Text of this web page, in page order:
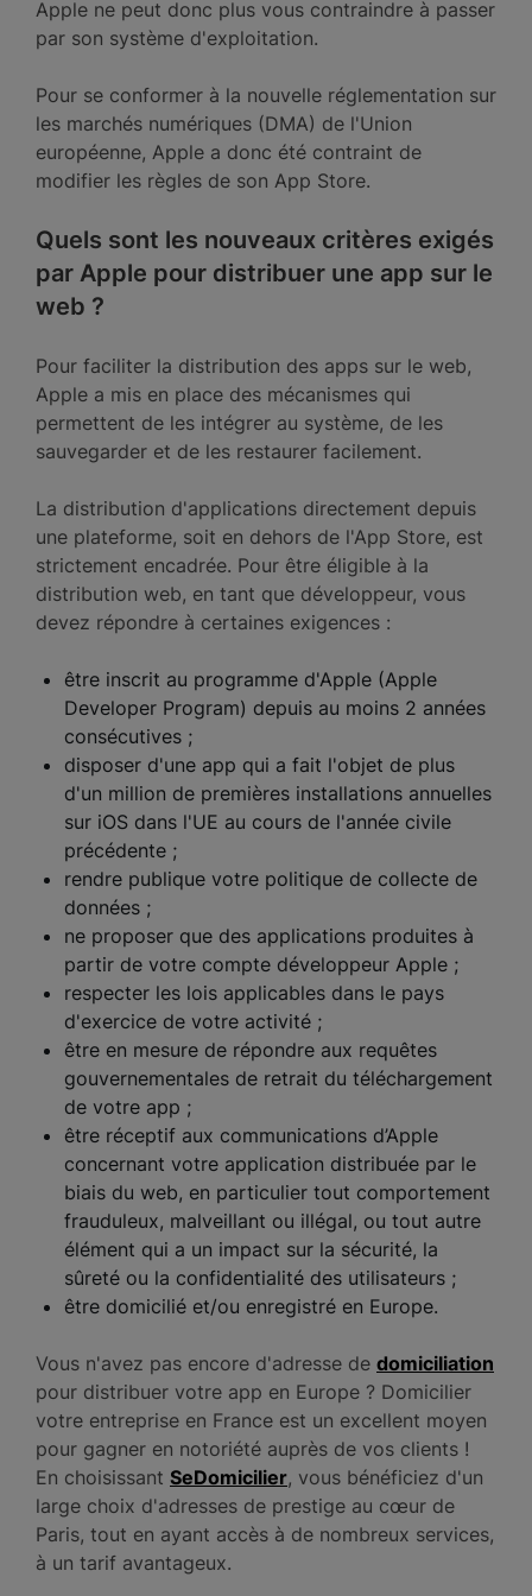
Apple ne peut donc plus vous contraindre à passer
par son système d'exploitation.
Pour se conformer à la nouvelle réglementation sur
les marchés numériques (DMA) de l'Union
européenne, Apple a donc été contraint de
modifier les règles de son App Store.
Quels sont les nouveaux critères exigés
par Apple pour distribuer une app sur le
web ?
Pour faciliter la distribution des apps sur le web,
Apple a mis en place des mécanismes qui
permettent de les intégrer au système, de les
sauvegarder et de les restaurer facilement.
La distribution d'applications directement depuis
une plateforme, soit en dehors de l'App Store, est
strictement encadrée. Pour être éligible à la
distribution web, en tant que développeur, vous
devez répondre à certaines exigences :
être inscrit au programme d'Apple (Apple
Developer Program) depuis au moins 2 années
consécutives ;
disposer d'une app qui a fait l'objet de plus
d'un million de premières installations annuelles
sur iOS dans l'UE au cours de l'année civile
précédente ;
rendre publique votre politique de collecte de
données ;
ne proposer que des applications produites à
partir de votre compte développeur Apple ;
respecter les lois applicables dans le pays
d'exercice de votre activité ;
être en mesure de répondre aux requêtes
gouvernementales de retrait du téléchargement
de votre app ;
être réceptif aux communications d’Apple
concernant votre application distribuée par le
biais du web, en particulier tout comportement
frauduleux, malveillant ou illégal, ou tout autre
élément qui a un impact sur la sécurité, la
sûreté ou la confidentialité des utilisateurs ;
être domicilié et/ou enregistré en Europe.
Vous n'avez pas encore d'adresse de domiciliation
pour distribuer votre app en Europe ? Domicilier
votre entreprise en France est un excellent moyen
pour gagner en notoriété auprès de vos clients !
En choisissant SeDomicilier, vous bénéficiez d'un
large choix d'adresses de prestige au cœur de
Paris, tout en ayant accès à de nombreux services,
à un tarif avantageux.